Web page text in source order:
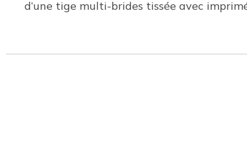
d’une tige multi-brides tissée avec